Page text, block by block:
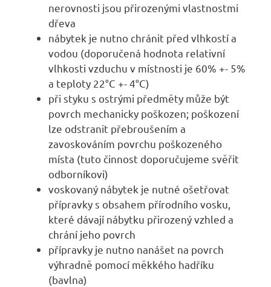
nerovnosti jsou přirozenými vlastnostmi
dřeva
nábytek je nutno chránit před vlhkostí a
vodou (doporučená hodnota relativní
vlhkosti vzduchu v místnosti je 60% +- 5%
a teploty 22°C +- 4°C)
při styku s ostrými předměty může být
povrch mechanicky poškozen; poškození
lze odstranit přebroušením a
zavoskováním povrchu poškozeného
místa (tuto činnost doporučujeme svěřit
odborníkovi)
voskovaný nábytek je nutné ošetřovat
přípravky s obsahem přírodního vosku,
které dávají nábytku přirozený vzhled a
chrání jeho povrch
přípravky je nutno nanášet na povrch
výhradně pomocí měkkého hadříku
(bavlna)